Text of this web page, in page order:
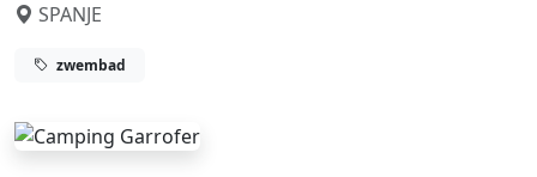
SPANJE
zwembad